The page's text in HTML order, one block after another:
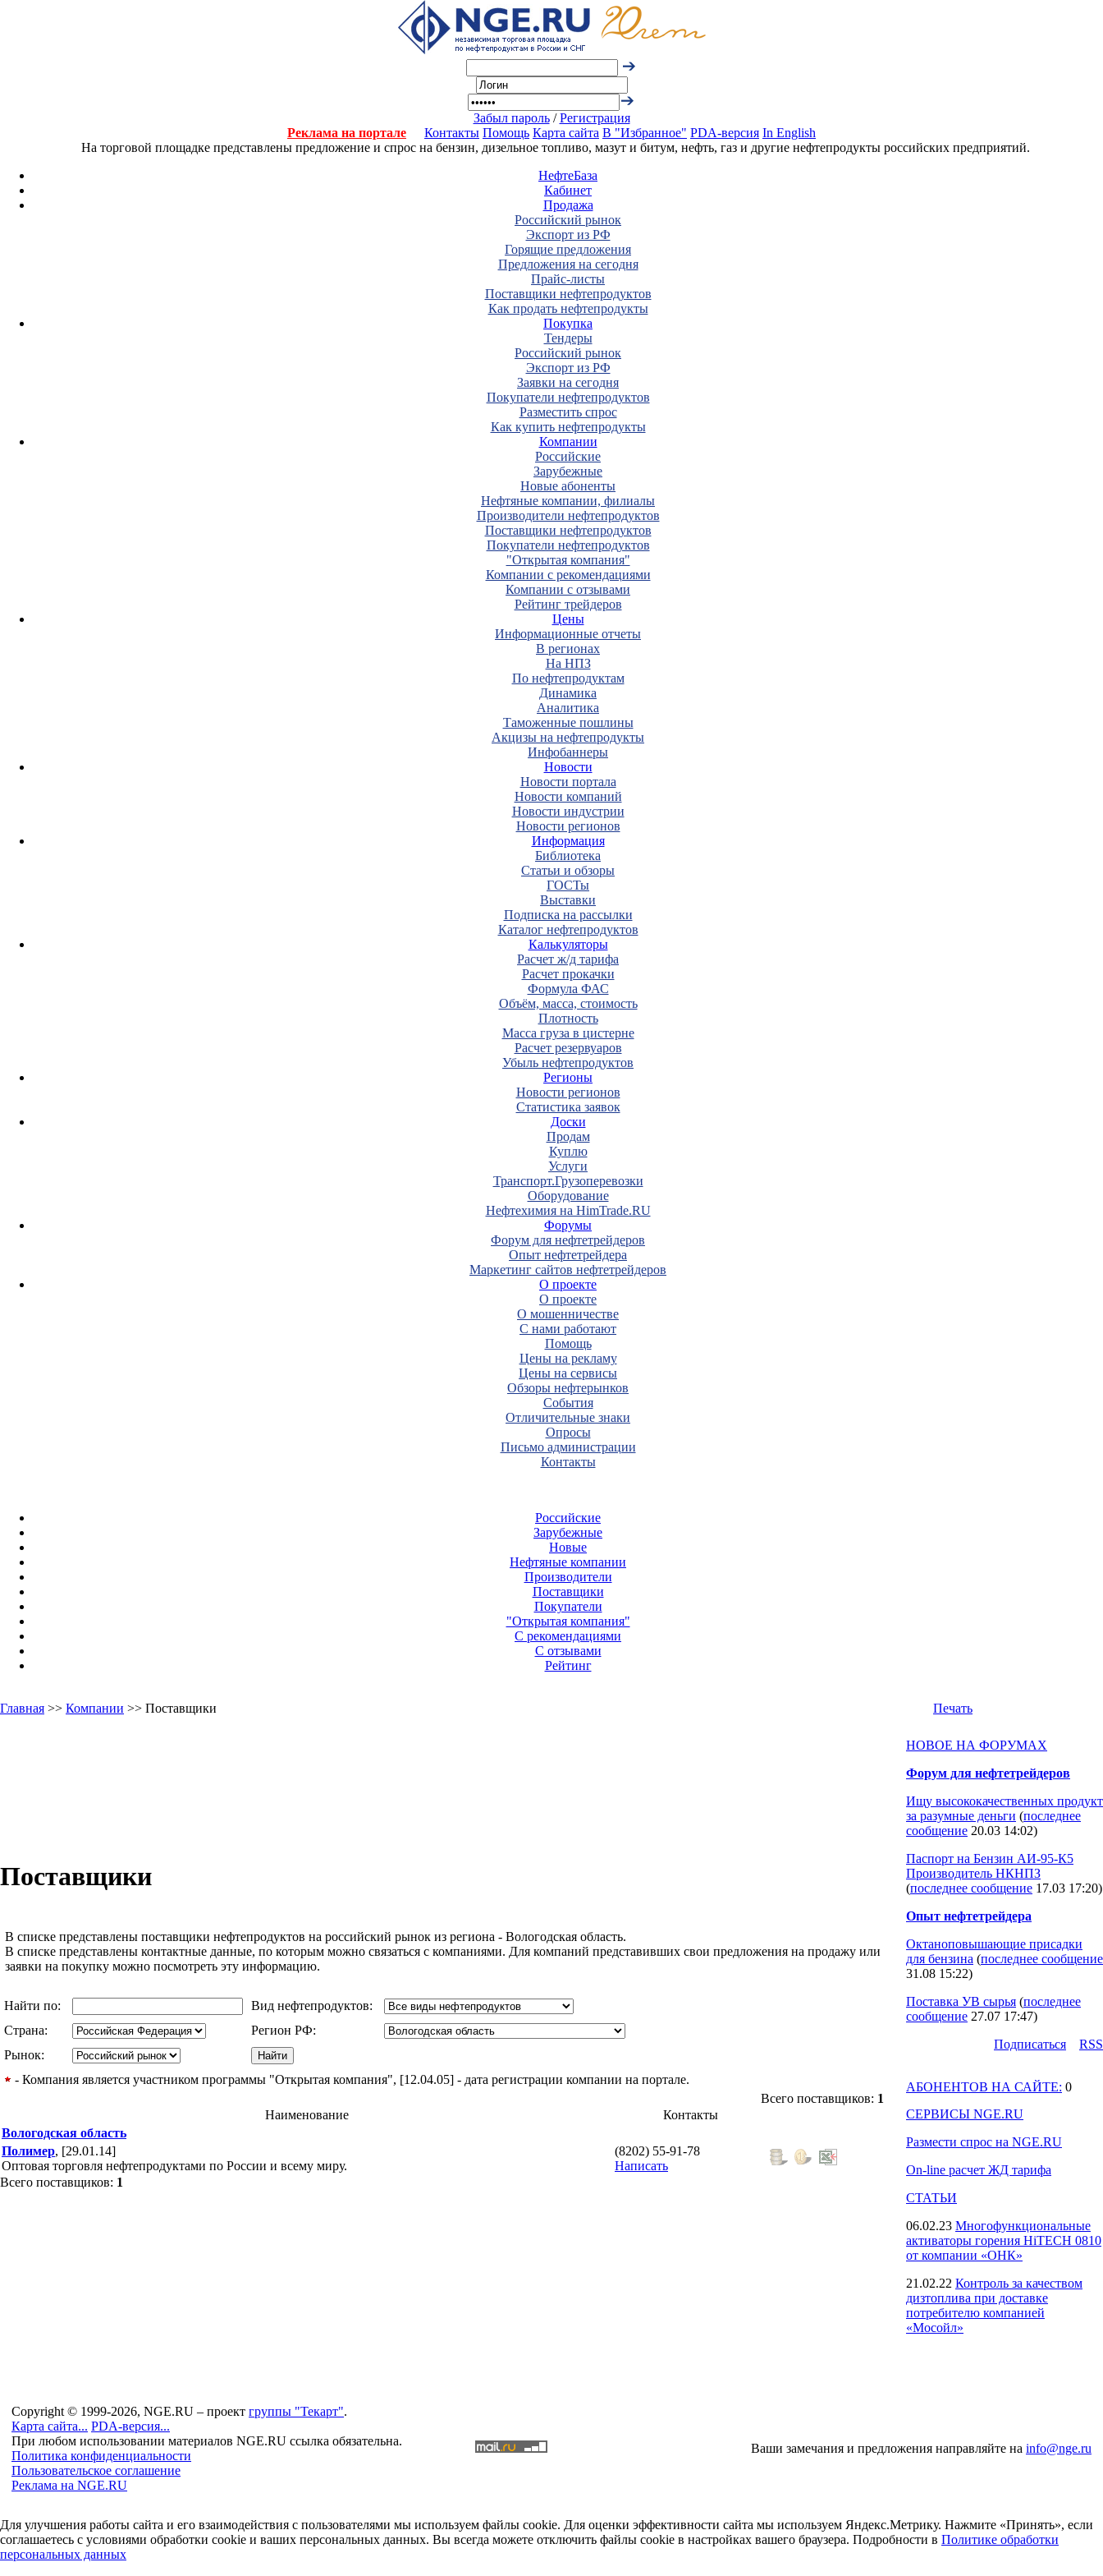
Забыл пароль/Регистрация
Реклама на портале
Контакты Помощь Карта сайта В "Избранное" PDA-версия In English
На торговой площадке представлены предложение и спрос на бензин, дизельное топливо, мазут и битум, нефть, газ и другие нефтепродукты российских предприятий.
НефтеБаза
Кабинет
Продажа
Российский рынок
Экспорт из РФ
Горящие предложения
Предложения на сегодня
Прайс-листы
Поставщики нефтепродуктов
Как продать нефтепродукты
Покупка
Тендеры
Российский рынок
Экспорт из РФ
Заявки на сегодня
Покупатели нефтепродуктов
Разместить спрос
Как купить нефтепродукты
Компании
Российские
Зарубежные
Новые абоненты
Нефтяные компании, филиалы
Производители нефтепродуктов
Поставщики нефтепродуктов
Покупатели нефтепродуктов
"Открытая компания"
Компании с рекомендациями
Компании с отзывами
Рейтинг трейдеров
Цены
Информационные отчеты
В регионах
На НПЗ
По нефтепродуктам
Динамика
Аналитика
Таможенные пошлины
Акцизы на нефтепродукты
Инфобаннеры
Новости
Новости портала
Новости компаний
Новости индустрии
Новости регионов
Информация
Библиотека
Статьи и обзоры
ГОСТы
Выставки
Подписка на рассылки
Каталог нефтепродуктов
Калькуляторы
Расчет ж/д тарифа
Расчет прокачки
Формула ФАС
Объём, масса, стоимость
Плотность
Масса груза в цистерне
Расчет резервуаров
Убыль нефтепродуктов
Регионы
Новости регионов
Статистика заявок
Доски
Продам
Куплю
Услуги
Транспорт.Грузоперевозки
Оборудование
Нефтехимия на HimTrade.RU
Форумы
Форум для нефтетрейдеров
Опыт нефтетрейдера
Маркетинг сайтов нефтетрейдеров
О проекте
О проекте
О мошенничестве
С нами работают
Помощь
Цены на рекламу
Цены на сервисы
Обзоры нефтерынков
События
Отличительные знаки
Опросы
Письмо администрации
Контакты
Российские
Зарубежные
Новые
Нефтяные компании
Производители
Поставщики
Покупатели
"Открытая компания"
С рекомендациями
С отзывами
Рейтинг
Главная >> Компании >> Поставщики Печать
Поставщики
В списке представлены поставщики нефтепродуктов на российский рынок из региона - Вологодская область.
В списке представлены контактные данные, по которым можно связаться с компаниями. Для компаний представивших свои предложения на продажу или
заявки на покупку можно посмотреть эту информацию.
Найти по:
Вид нефтепродуктов:
Страна:
Регион РФ:
Рынок:
- Компания является участником программы "Открытая компания", [12.04.05] - дата регистрации компании на портале.
Всего поставщиков: 1
Наименование
Контакты
Вологодская область
Полимер, [29.01.14]
Оптовая торговля нефтепродуктами по России и всему миру.
(8202) 55-91-78
Написать
Всего поставщиков: 1
НОВОЕ НА ФОРУМАХ
Форум для нефтетрейдеров
Ищу высококачественных продукт
за разумные деньги (последнее
сообщение 20.03 14:02)
Паспорт на Бензин АИ-95-К5
Производитель НКНПЗ
(последнее сообщение 17.03 17:20)
Опыт нефтетрейдера
Октаноповышающие присадки
для бензина (последнее сообщение
31.08 15:22)
Поставка УВ сырья (последнее
сообщение 27.07 17:47)
Подпиcаться
RSS
АБОНЕНТОВ НА САЙТЕ: 0
СЕРВИСЫ NGE.RU
Размести спрос на NGE.RU
On-line расчет ЖД тарифа
СТАТЬИ
06.02.23 Многофункциональные
активаторы горения HiTECH 0810
от компании «ОНК»
21.02.22 Контроль за качеством
дизтоплива при доставке
потребителю компанией
«Мосойл»
Copyright © 1999-2026, NGE.RU – проект группы "Текарт".
Карта сайта... PDA-версия...
При любом использовании материалов NGE.RU ссылка обязательна.
Политика конфиденциальности
Пользовательское соглашение
Реклама на NGE.RU
Ваши замечания и предложения направляйте на info@nge.ru
Для улучшения работы сайта и его взаимодействия с пользователями мы используем файлы cookie. Для оценки эффективности сайта мы используем Яндекс.Метрику. Нажмите «Принять», если
соглашаетесь с условиями обработки cookie и ваших персональных данных. Вы всегда можете отключить файлы cookie в настройках вашего браузера. Подробности в Политике обработки
персональных данных